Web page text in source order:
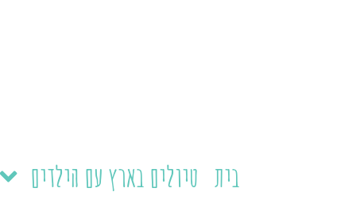
בית טיולים בארץ עם הילדים